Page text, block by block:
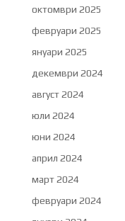
октомври 2025
февруари 2025
януари 2025
декември 2024
август 2024
юли 2024
юни 2024
април 2024
март 2024
февруари 2024